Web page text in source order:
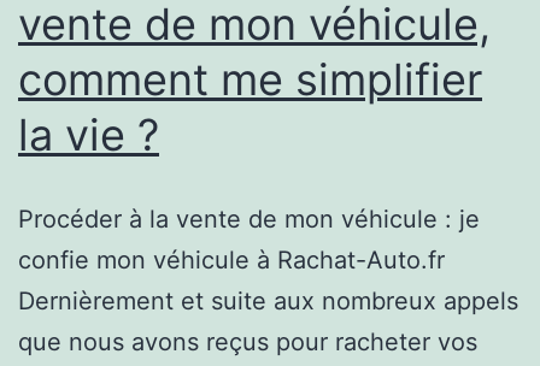
vente de mon véhicule,
comment me simplifier
la vie ?
Procéder à la vente de mon véhicule : je
confie mon véhicule à Rachat-Auto.fr
Dernièrement et suite aux nombreux appels
que nous avons reçus pour racheter vos